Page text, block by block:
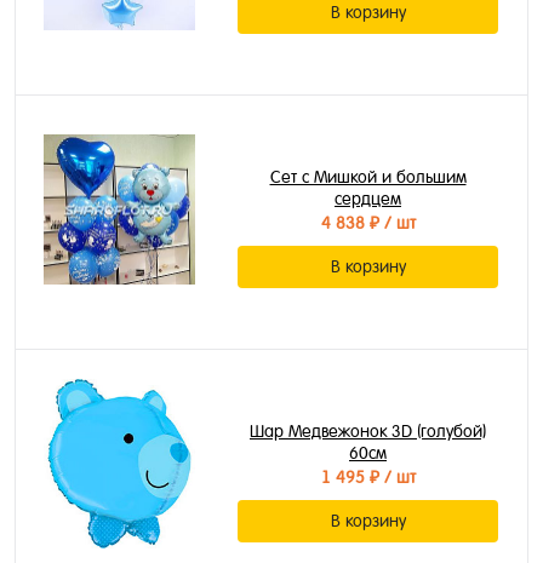
В корзину
Сет с Мишкой и большим
сердцем
4 838 ₽/ шт
В корзину
Шар Медвежонок 3D (голубой)
60см
1 495 ₽/ шт
В корзину